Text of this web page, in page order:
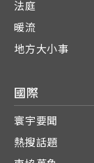
法庭
暖流
地方大小事
國際
寰宇要聞
熱搜話題